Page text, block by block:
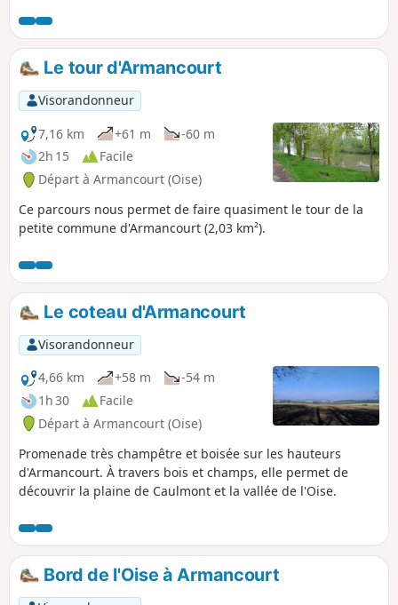
vallée au sud et la plaine au Nord.
Le tour d'Armancourt
Visorandonneur
7,16 km
+61 m
-60 m
2h 15
Facile
Départ à Armancourt (Oise)
Ce parcours nous permet de faire quasiment le tour de la
petite commune d'Armancourt (2,03 km²).
Le coteau d'Armancourt
Visorandonneur
4,66 km
+58 m
-54 m
1h 30
Facile
Départ à Armancourt (Oise)
Promenade très champêtre et boisée sur les hauteurs
d'Armancourt. À travers bois et champs, elle permet de
découvrir la plaine de Caulmont et la vallée de l'Oise.
Bord de l'Oise à Armancourt